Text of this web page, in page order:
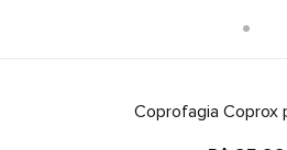
Coprofagia Coprox